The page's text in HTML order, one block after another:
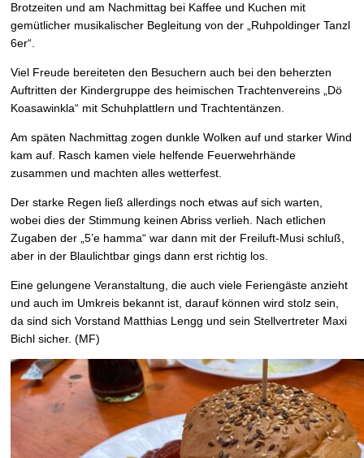
Brotzeiten und am Nachmittag bei Kaffee und Kuchen mit
gemütlicher musikalischer Begleitung von der „Ruhpoldinger Tanzl
6er“.
Viel Freude bereiteten den Besuchern auch bei den beherzten
Auftritten der Kindergruppe des heimischen Trachtenvereins „Dö
Koasawinkla“ mit Schuhplattlern und Trachtentänzen.
Am späten Nachmittag zogen dunkle Wolken auf und starker Wind
kam auf. Rasch kamen viele helfende Feuerwehrhände
zusammen und machten alles wetterfest.
Der starke Regen ließ allerdings noch etwas auf sich warten,
wobei dies der Stimmung keinen Abriss verlieh. Nach etlichen
Zugaben der „5’e hamma“ war dann mit der Freiluft-Musi schluß,
aber in der Blaulichtbar gings dann erst richtig los.
Eine gelungene Veranstaltung, die auch viele Feriengäste anzieht
und auch im Umkreis bekannt ist, darauf können wird stolz sein,
da sind sich Vorstand Matthias Lengg und sein Stellvertreter Maxi
Bichl sicher. (MF)